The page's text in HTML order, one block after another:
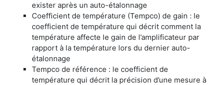
exister après un auto-étalonnage
Coefficient de température (Tempco) de gain : le
coefficient de température qui décrit comment la
température affecte le gain de l’amplificateur par
rapport à la température lors du dernier auto-
étalonnage
Tempco de référence : le coefficient de
température qui décrit la précision d’une mesure à